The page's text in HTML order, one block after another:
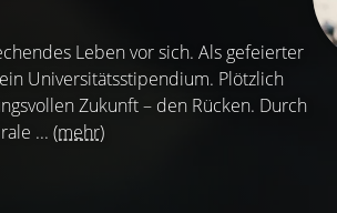
Leben vor sich. Als gefeierter
Universitätsstipendium. Plötzlich
Zukunft – den Rücken. Durch
... (mehr)